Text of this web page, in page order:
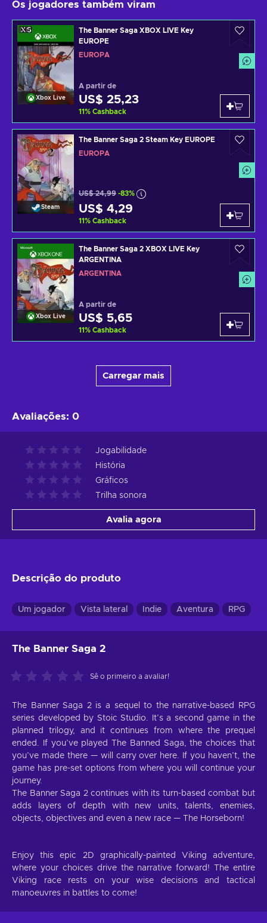
Os jogadores também viram
Xbox Live
The Banner Saga XBOX LIVE Key
EUROPE
EUROPA
A partir de
US$ 25,23
11% Cashback
Steam
The Banner Saga 2 Steam Key EUROPE
EUROPA
US$ 24,99 -83%
US$ 4,29
11% Cashback
Xbox Live
The Banner Saga 2 XBOX LIVE Key
ARGENTINA
ARGENTINA
A partir de
US$ 5,65
11% Cashback
Carregar mais
Avaliações: 0
Jogabilidade
História
Gráficos
Trilha sonora
Avalia agora
Descrição do produto
Um jogador Vista lateral Indie Aventura RPG
The Banner Saga 2
Sê o primeiro a avaliar!
The Banner Saga 2 is a sequel to the narrative-based RPG
series developed by Stoic Studio. It’s a second game in the
planned trilogy, and it continues from where the prequel
ended. If you’ve played The Banned Saga, the choices that
you’ve made there — will carry over here. If you haven’t, the
game has pre-set options from where you will continue your
journey.
The Banner Saga 2 continues with its turn-based combat but
adds layers of depth with new units, talents, enemies,
objects, objectives and even a new race — The Horseborn!
Enjoy this epic 2D graphically-painted Viking adventure,
where your choices drive the narrative forward! The entire
Viking race rests on your wise decisions and tactical
manoeuvres in battles to come!